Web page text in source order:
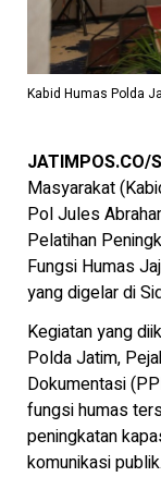
Kabid Humas Polda
JATIMPOS.CO/
Masyarakat
Pol Jules
Pelatihan
Fungsi Humas
yang digelar di
Kegiatan yang
Polda Jatim,
Dokumentasi
fungsi humas
peningkatan
komunikasi publik.